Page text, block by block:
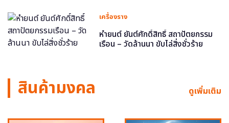
เครื่องราง
หำยนต์ ยันต์ศักดิ์สิทธิ์ สถาปัตยกรรม
เรือน – วัดล้านนา ขับไล่สิ่งชั่วร้าย
สินค้ามงคล ดูเพิ่มเติม